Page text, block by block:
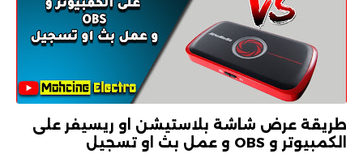
طريقة عرض شاشة بلاستيشن او ريسيفر على
الكمبيوتر و OBS و عمل بث او تسجيل